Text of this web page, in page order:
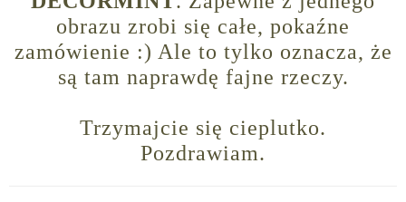
obrazu zrobi się całe, pokaźne
zamówienie :) Ale to tylko oznacza, że
są tam naprawdę fajne rzeczy.
Trzymajcie się cieplutko.
Pozdrawiam.